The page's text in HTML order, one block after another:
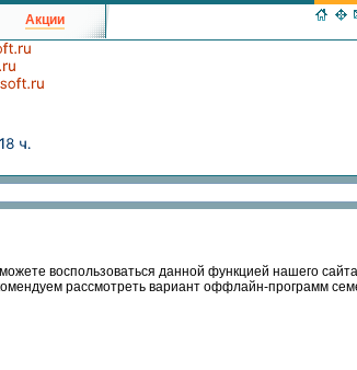
Акции
воспользоваться данной функцией нашего
рассмотреть вариант оффлайн-программ